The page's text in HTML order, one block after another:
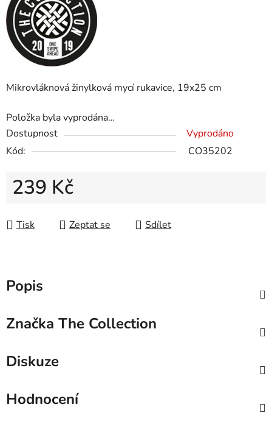
Mikrovláknová žinylková mycí rukavice, 19x25 cm
Položka byla vyprodána…
Dostupnost
Vyprodáno
Kód:
CO35202
239 Kč
Tisk
Zeptat se Sdílet
Popis
Značka The Collection
Diskuze
Hodnocení